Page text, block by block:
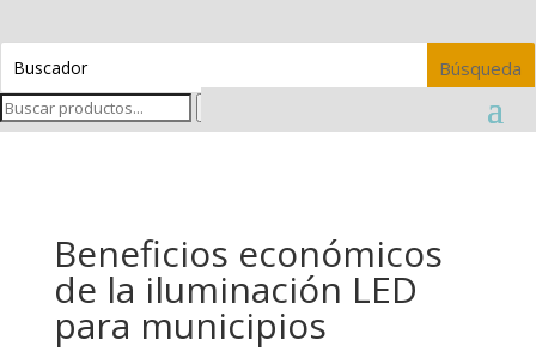
Beneficios económicos
de la iluminación LED
para municipios